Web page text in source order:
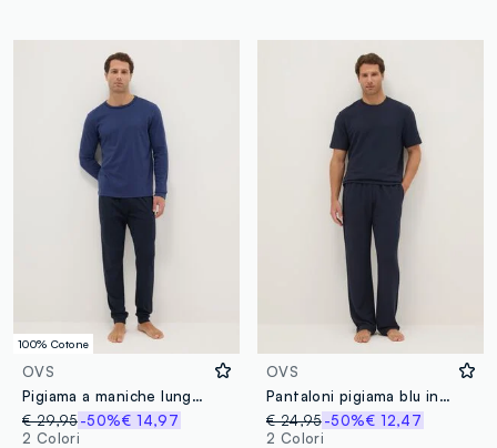
100% Cotone
OVS
Pigiama a maniche lunghe blu in puro cotone organico interlock
€ 29,95-50%€ 14,97
2 Colori
OVS
Pantaloni pigiama blu in misto viscosa regular fit
€ 24,95 -50%€ 12,47
2 Colori